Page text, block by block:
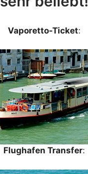
Vaporetto-Ticket:
Flughafen Transfer: